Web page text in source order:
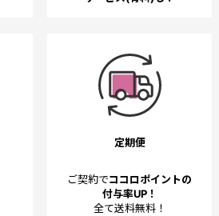
定期便
ご契約でココロポイントの
付与率UP！
全て送料無料！